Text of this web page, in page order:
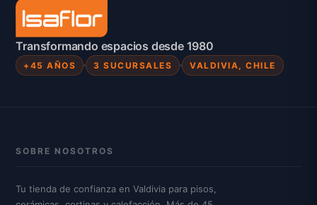
Transformando espacios desde 1980
+45 AÑOS 3 SUCURSALES VALDIVIA, CHILE
SOBRE NOSOTROS
Tu tienda de confianza en Valdivia para pisos,